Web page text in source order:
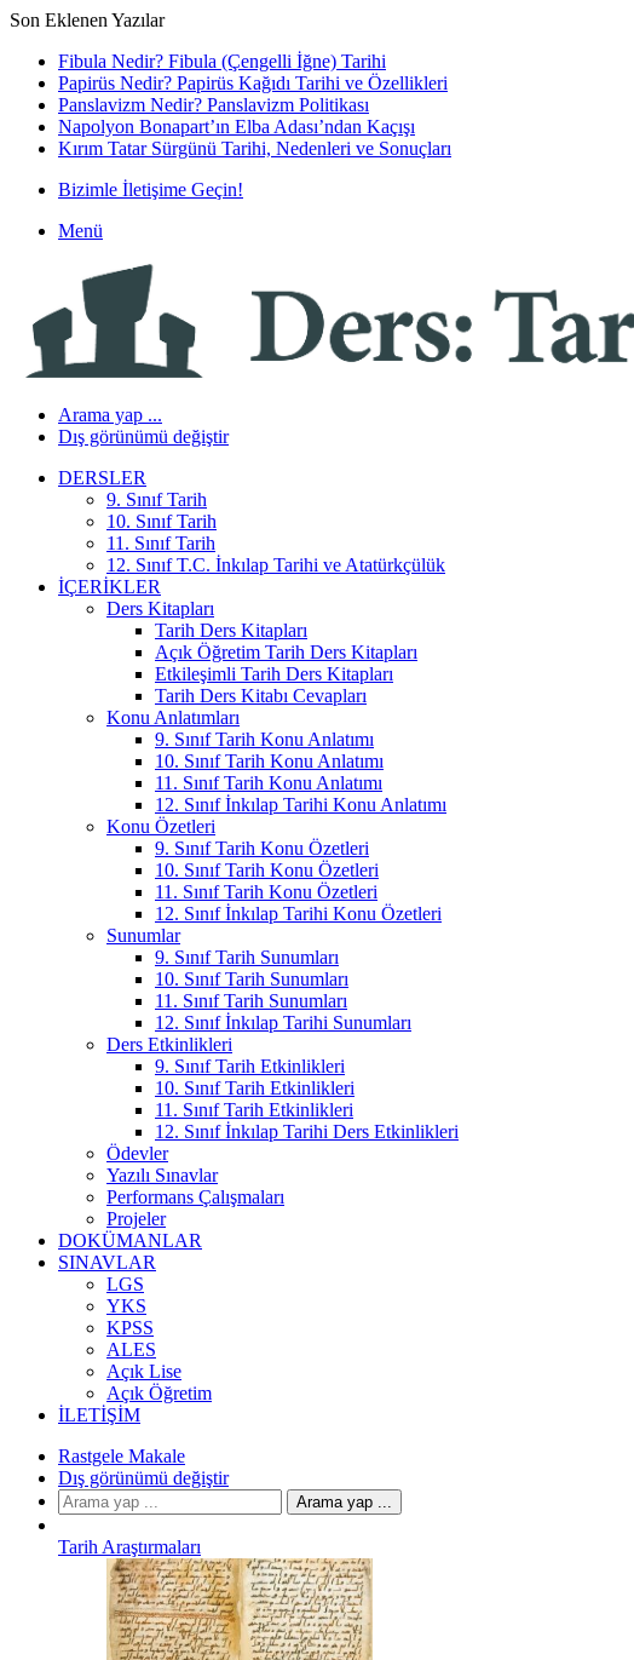
Son Eklenen Yazılar
Fibula Nedir? Fibula (Çengelli İğne) Tarihi
Papirüs Nedir? Papirüs Kağıdı Tarihi ve Özellikleri
Panslavizm Nedir? Panslavizm Politikası
Napolyon Bonapart’ın Elba Adası’ndan Kaçışı
Kırım Tatar Sürgünü Tarihi, Nedenleri ve Sonuçları
Bizimle İletişime Geçin!
Menü
Arama yap ...
Dış görünümü değiştir
DERSLER
9. Sınıf Tarih
10. Sınıf Tarih
11. Sınıf Tarih
12. Sınıf T.C. İnkılap Tarihi ve Atatürkçülük
İÇERIKLER
Ders Kitapları
Tarih Ders Kitapları
Açık Öğretim Tarih Ders Kitapları
Etkileşimli Tarih Ders Kitapları
Tarih Ders Kitabı Cevapları
Konu Anlatımları
9. Sınıf Tarih Konu Anlatımı
10. Sınıf Tarih Konu Anlatımı
11. Sınıf Tarih Konu Anlatımı
12. Sınıf İnkılap Tarihi Konu Anlatımı
Konu Özetleri
9. Sınıf Tarih Konu Özetleri
10. Sınıf Tarih Konu Özetleri
11. Sınıf Tarih Konu Özetleri
12. Sınıf İnkılap Tarihi Konu Özetleri
Sunumlar
9. Sınıf Tarih Sunumları
10. Sınıf Tarih Sunumları
11. Sınıf Tarih Sunumları
12. Sınıf İnkılap Tarihi Sunumları
Ders Etkinlikleri
9. Sınıf Tarih Etkinlikleri
10. Sınıf Tarih Etkinlikleri
11. Sınıf Tarih Etkinlikleri
12. Sınıf İnkılap Tarihi Ders Etkinlikleri
Ödevler
Yazılı Sınavlar
Performans Çalışmaları
Projeler
DOKÜMANLAR
SINAVLAR
LGS
YKS
KPSS
ALES
Açık Lise
Açık Öğretim
İLETIŞIM
Rastgele Makale
Dış görünümü değiştir
Arama yap ...
Tarih Araştırmaları